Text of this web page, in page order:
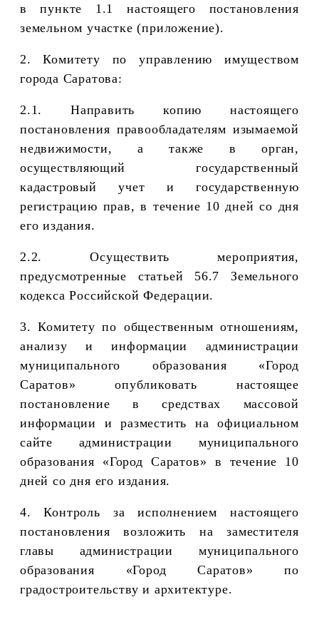
в пункте 1.1 настоящего постановления
земельном участке (приложение).
2. Комитету по управлению имуществом
города Саратова:
2.1. Направить копию настоящего
постановления правообладателям изымаемой
недвижимости, а также в орган,
осуществляющий государственный
кадастровый учет и государственную
регистрацию прав,в течение 10 дней со дня
его издания.
2.2. Осуществить мероприятия,
предусмотренные статьей 56.7 Земельного
кодекса Российской Федерации.
3. Комитету по общественным отношениям,
анализу и информации администрации
муниципального образования «Город
Саратов» опубликовать настоящее
постановление в средствах массовой
информации и разместить на официальном
сайте администрации муниципального
образования «Город Саратов» в течение 10
дней со дня его издания.
4. Контроль за исполнением настоящего
постановления возложить на заместителя
главы администрации муниципального
образования «Город Саратов» по
градостроительству и архитектуре.